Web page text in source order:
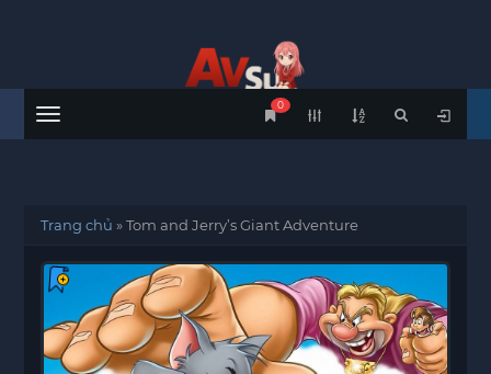
Menu
0
Trang chủ »Tom and Jerry’s Giant Adventure